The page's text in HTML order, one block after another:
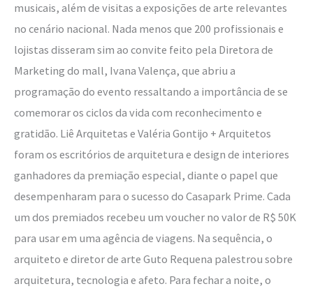
musicais, além de visitas a exposições de arte relevantes
no cenário nacional. Nada menos que 200 profissionais e
lojistas disseram sim ao convite feito pela Diretora de
Marketing do mall, Ivana Valença, que abriu a
programação do evento ressaltando a importância de se
comemorar os ciclos da vida com reconhecimento e
gratidão. Liê Arquitetas e Valéria Gontijo + Arquitetos
foram os escritórios de arquitetura e design de interiores
ganhadores da premiação especial, diante o papel que
desempenharam para o sucesso do Casapark Prime. Cada
um dos premiados recebeu um voucher no valor de R$ 50K
para usar em uma agência de viagens. Na sequência, o
arquiteto e diretor de arte Guto Requena palestrou sobre
arquitetura, tecnologia e afeto. Para fechar a noite, o